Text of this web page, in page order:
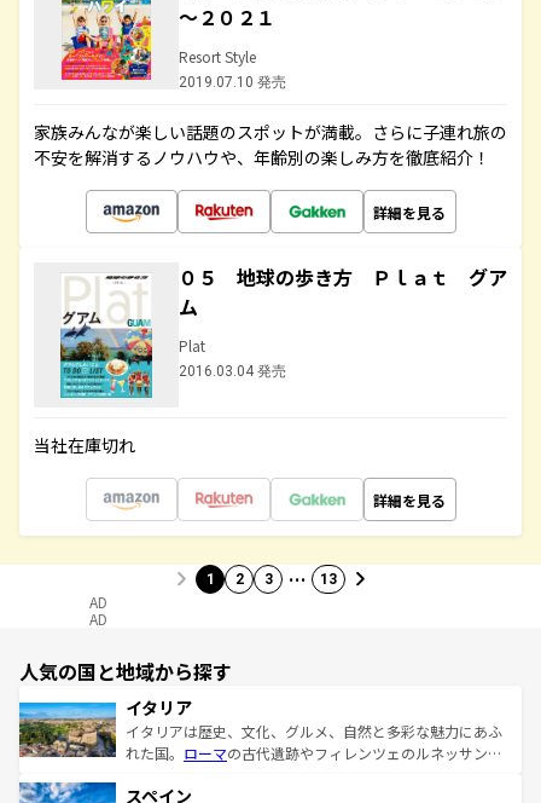
～２０２１
Resort Style
2019.07.10 発売
家族みんなが楽しい話題のスポットが満載。さらに子連れ旅の
不安を解消するノウハウや、年齢別の楽しみ方を徹底紹介！
詳細を見る
０５ 地球の歩き方 Ｐｌａｔ グア
ム
Plat
2016.03.04 発売
当社在庫切れ
詳細を見る
1 2 3 … 13
AD
AD
人気の国と地域から探す
イタリア
イタリアは歴史、文化、グルメ、自然と多彩な魅力にあふ
れた国。 ローマの古代遺跡やフィレンツェのルネッサンス
ろん、トスカーナの美しい田園風景やアマルフィ海岸の絶
スペイン